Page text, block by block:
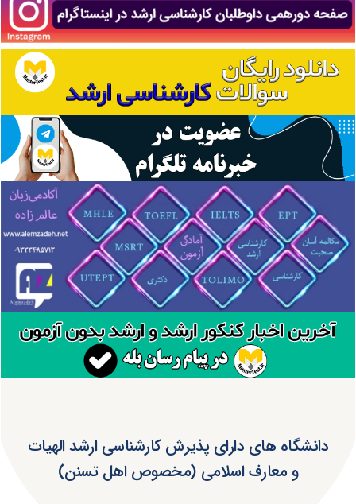
دانشگاه های دارای پذیرش کارشناسی ارشد الهیات
و معارف اسلامی (مخصوص اهل تسنن)